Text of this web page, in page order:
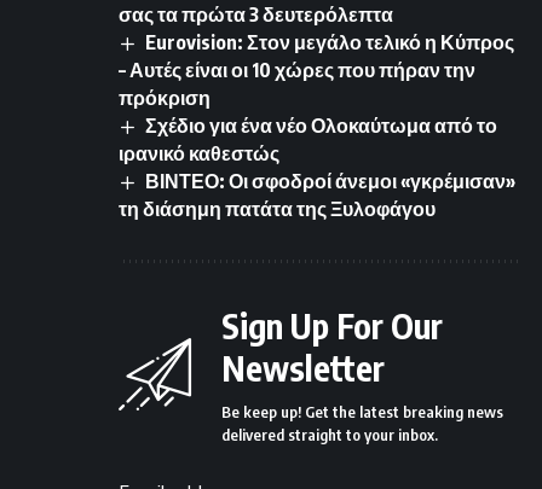
σας τα πρώτα 3 δευτερόλεπτα
Eurovision: Στον μεγάλο τελικό η Κύπρος
– Αυτές είναι οι 10 χώρες που πήραν την
πρόκριση
Σχέδιο για ένα νέο Ολοκαύτωμα από το
ιρανικό καθεστώς
ΒΙΝΤΕΟ: Οι σφοδροί άνεμοι «γκρέμισαν»
τη διάσημη πατάτα της Ξυλοφάγου
Sign Up For Our
Newsletter
Be keep up! Get the latest breaking news
delivered straight to your inbox.